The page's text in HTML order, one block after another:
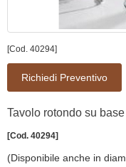
[Cod. 40294]
Richiedi Preventivo
Tavolo rotondo su
[Cod. 40294]
(Disponibile anche in